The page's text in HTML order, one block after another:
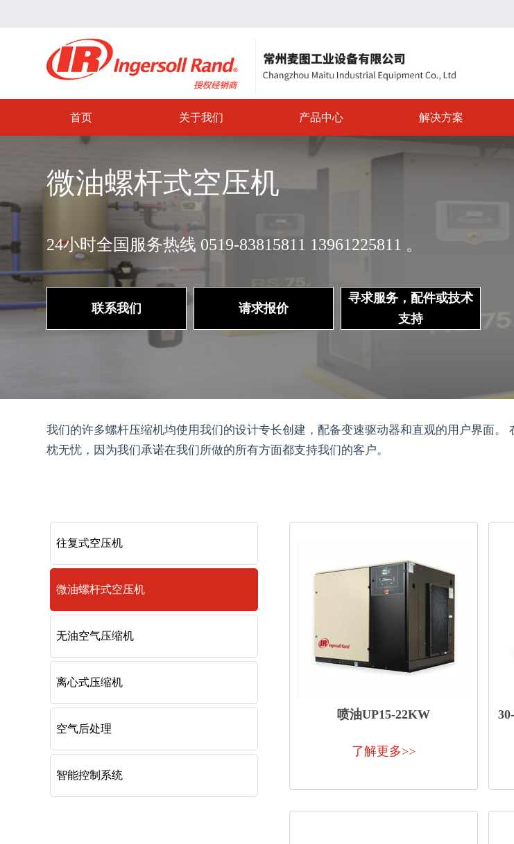
首页 关于我们 产品中心 解决方案
微油螺杆式空压机
24小时全国服务热线 0519-83815811 13961225811 。
联系我们 请求报价
寻求服务，配件或技术
支持
我们的许多螺杆压缩机均使用我们的设计专长创建，配备变速驱动器和直观的用户界面。
枕无忧，因为我们承诺在我们所做的所有方面都支持我们的客户。
往复式空压机
微油螺杆式空压机
无油空气压缩机
离心式压缩机
空气后处理
智能控制系统
喷油UP15-22KW
了解更多>>